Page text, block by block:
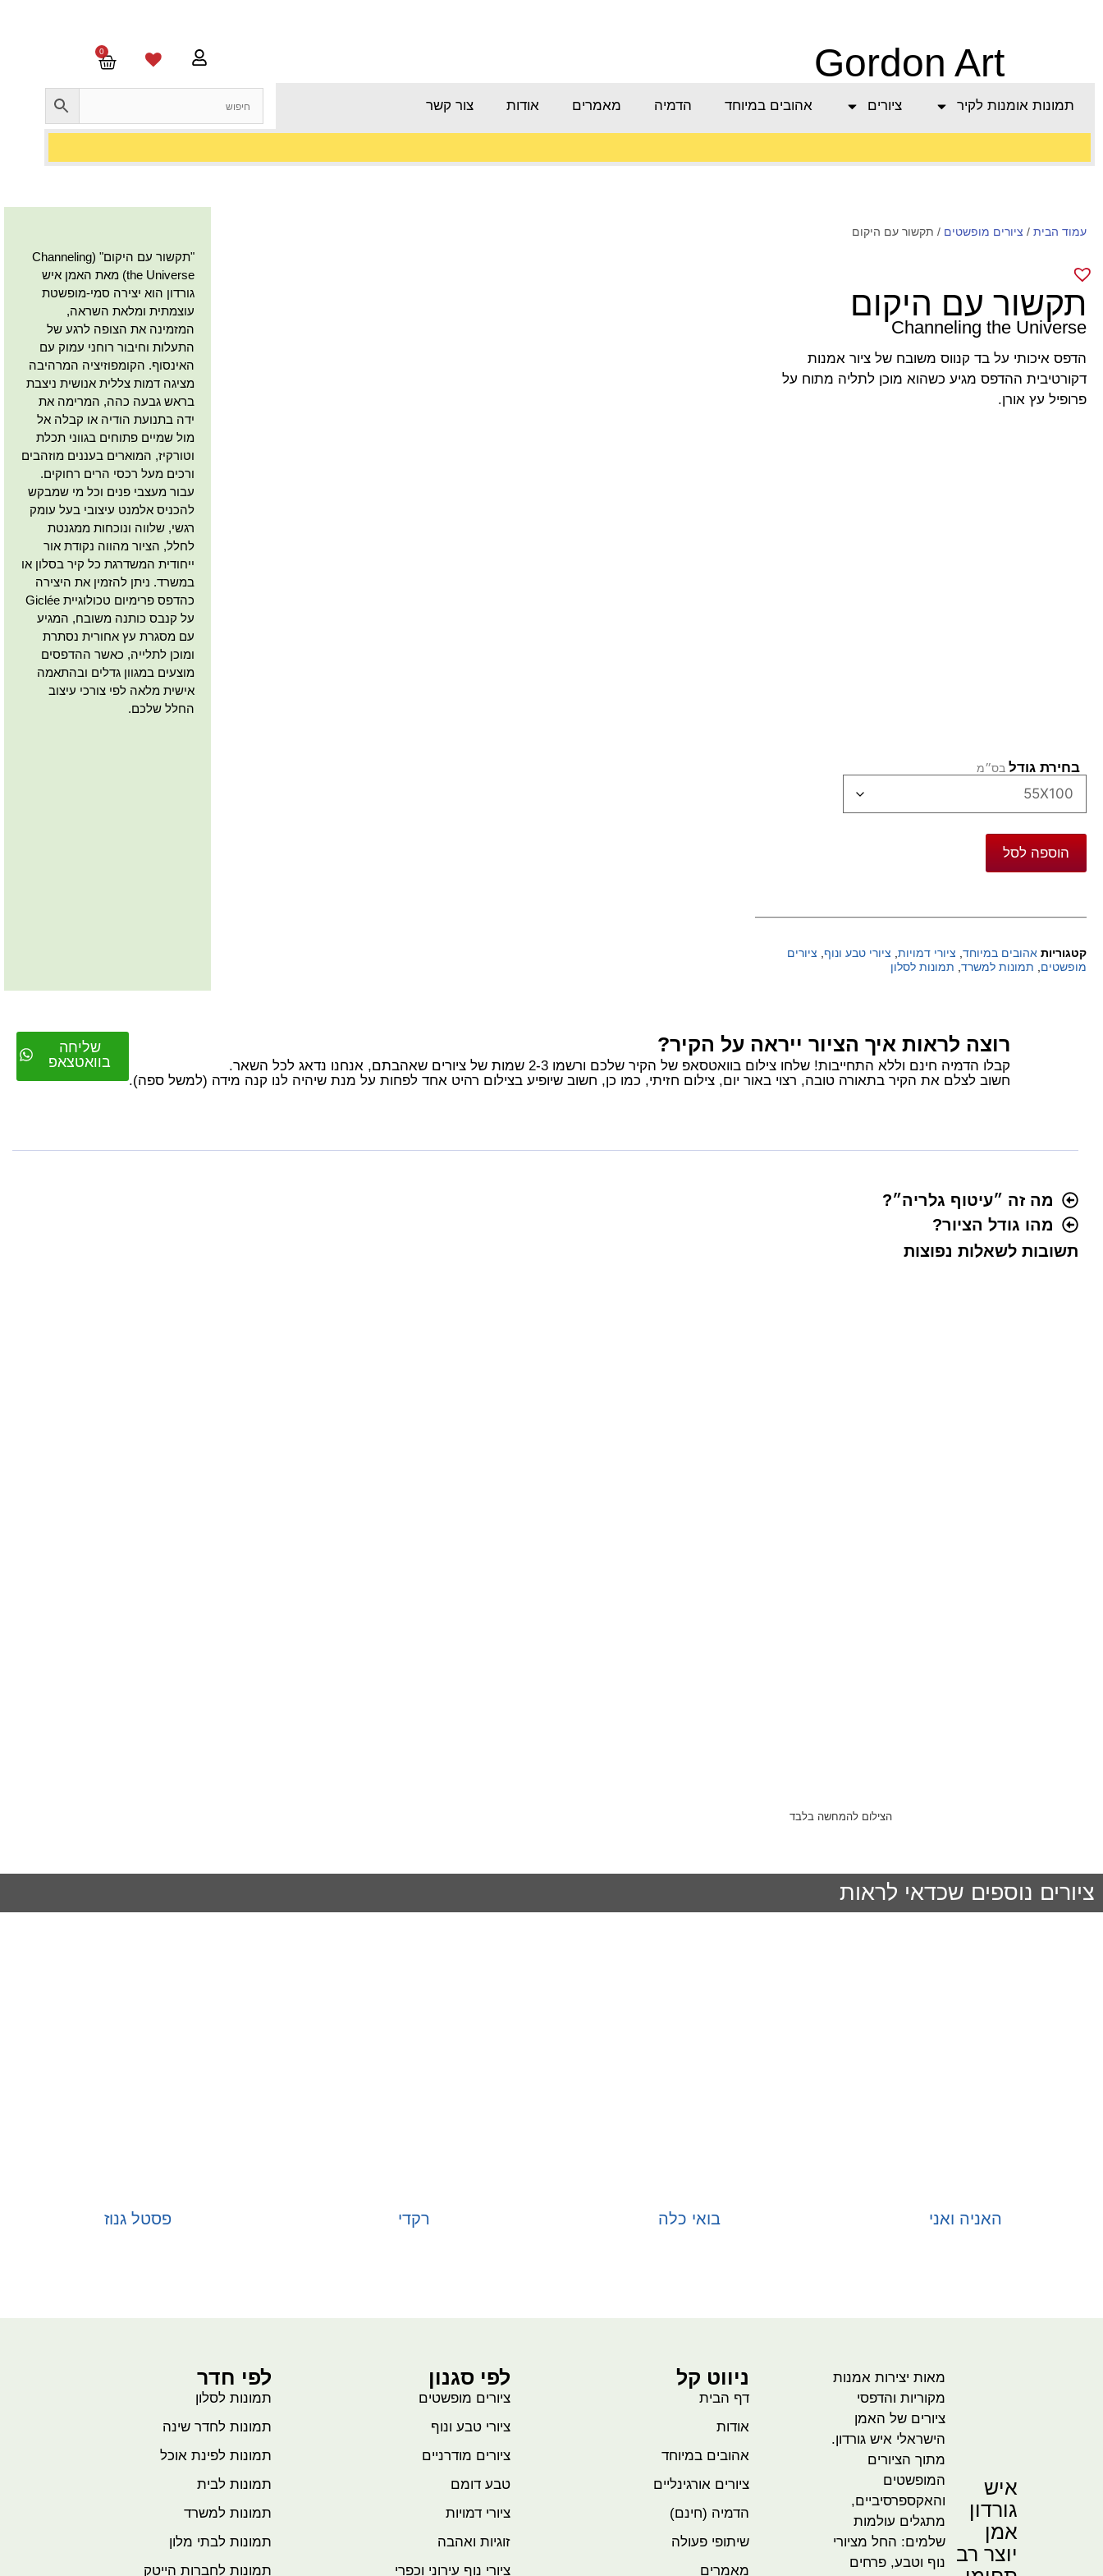
Gordon Art
0
תמונות אומנות לקיר ציורים אהובים במיוחד הדמיה מאמרים אודות צור קשר
מעל 800 ש"ח
עמוד הבית / ציורים מופשטים / תקשור עם היקום
תקשור עם היקום
Channeling the Universe
הדפס איכותי על בד קנווס משובח של ציור אמנות
דקורטיבית ההדפס מגיע כשהוא מוכן לתליה מתוח על
פרופיל עץ אורן.
בחירת גודל
הוספה לסל
קטגוריות אהובים במיוחד, ציורי דמויות, ציורי טבע ונוף, ציורים
מופשטים, תמונות למשרד, תמונות לסלון
"תקשור עם היקום" (Channeling
the Universe) מאת האמן איש
גורדון הוא יצירה סמי-מופשטת
עוצמתית ומלאת השראה,
המזמינה את הצופה לרגע של
התעלות וחיבור רוחני עמוק עם
האינסוף. הקומפוזיציה המרהיבה
מציגה דמות צללית אנושית ניצבת
בראש גבעה כהה, המרימה את
ידה בתנועת הודיה או קבלה אל
מול שמיים פתוחים בגווני תכלת
וטורקיז, המוארים בעננים מוזהבים
ורכים מעל רכסי הרים רחוקים.
עבור מעצבי פנים וכל מי שמבקש
להכניס אלמנט עיצובי בעל עומק
רגשי, שלווה ונוכחות ממגנטת
לחלל, הציור מהווה נקודת אור
ייחודית המשדרגת כל קיר בסלון או
במשרד. ניתן להזמין את היצירה
כהדפס פרימיום טכולוגיית Giclée
על קנבס כותנה משובח, המגיע
עם מסגרת עץ אחורית נסתרת
ומוכן לתלייה, כאשר ההדפסים
מוצעים במגוון גדלים ובהתאמה
אישית מלאה לפי צורכי עיצוב
החלל שלכם.
שליחה
בוואטצאפ
רוצה לראות איך הציור ייראה על הקיר?
קבלו הדמיה חינם וללא התחייבות! שלחו צילום בוואטסאפ של הקיר שלכם ורשמו 2-3 שמות של ציורים שאהבתם, אנחנו נדאג לכל השאר.
חשוב לצלם את הקיר בתאורה טובה, רצוי באור יום, צילום חזיתי, כמו כן, חשוב שיופיע בצילום רהיט אחד לפחות על מנת שיהיה לנו קנה מידה (למשל ספה).
מה זה ״עיטוף גלריה״?
מהו גודל הציור?
תשובות לשאלות נפוצות
הצילום להמחשה בלבד
ציורים נוספים שכדאי לראות
האניה ואני בואי כלה רקדי פסטל גנוז
איש
גורדון
אמן
יוצר רב
מאות יצירות אמנות
מקוריות והדפסי
ציורים של האמן
הישראלי איש גורדון.
מתוך הציורים
המופשטים
והאקספרסיביים,
מתגלים עולמות
שלמים: החל מציורי
נוף וטבע, פרחים
ניווט קל
דף הבית
אודות
אהובים במיוחד
ציורים אורגינליים
הדמיה (חינם)
שיתופי פעולה
מאמרים
לפי סגנון
ציורים מופשטים
ציורי טבע ונוף
ציורים מודרניים
טבע דומם
ציורי דמויות
זוגיות ואהבה
ציורי נוף עירוני וכפרי
לפי חדר
תמונות לסלון
תמונות לחדר שינה
תמונות לפינת אוכל
תמונות לבית
תמונות למשרד
תמונות לבתי מלון
תמונות לחברות הייטק